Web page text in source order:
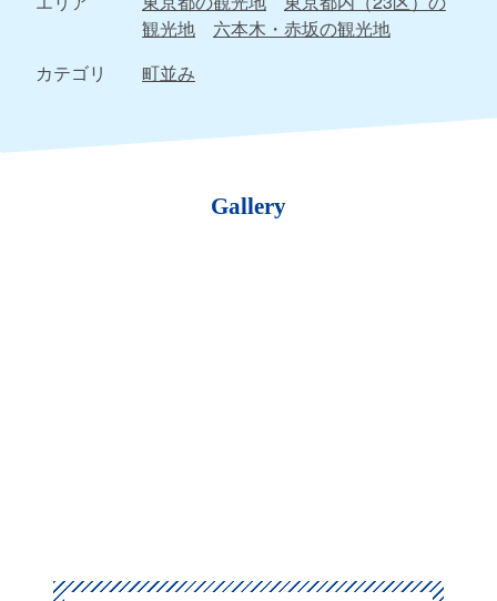
観光地
六本木・赤坂の観光地
カテゴリ
町並み
Gallery